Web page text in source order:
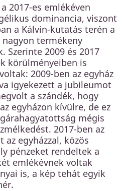
2017-es emlékéven
dominancia, viszont
a Kálvin-kutatás terén a
nagyon termékeny
Szerinte 2009 és 2017
körülményeiben is
2009-ben az egyház
igyekezett a jubileumot
a szándék, hogy
egyházon kívülre, de ez
mégis
2017-ben az
egyházzal, közös
pénzeket rendeltek a
emlékévnek voltak
is, a kép tehát egyik